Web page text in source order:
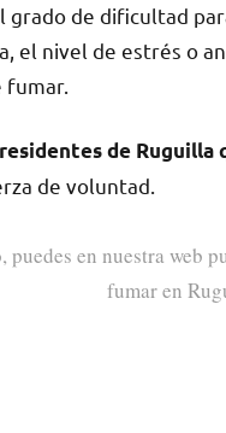
grado dе dificultad
el nivel dе estrés ο
fumar.
dе Ruguilla
dе voluntad.
en nuestra web
fumar en